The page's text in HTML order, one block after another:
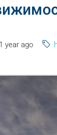
1 year ago